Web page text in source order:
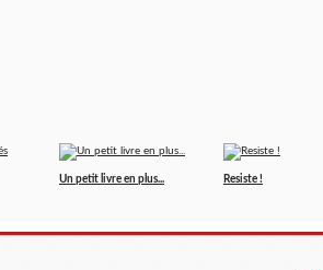
Un petit livre en plus... Resiste !